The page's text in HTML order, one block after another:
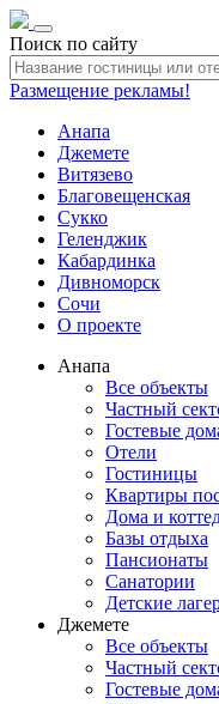
Toggle
navigation
Поиск по сайту
Размещение рекламы!
Анапа
Джемете
Витязево
Благовещенская
Сукко
Геленджик
Кабардинка
Дивноморск
Сочи
О проекте
Анапа
Все объекты
Частный
Гостевые
Отели
Гостиницы
Квартиры
Дома и
Базы отдыха
Пансионаты
Санатории
Детские
Джемете
Все объекты
Частный
Гостевые